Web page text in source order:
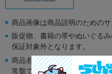
商品画像は商品説明のためのサ
販促物、書籍の帯やぬいぐる
保証対象外となります。
商品名や備考欄に特別な記載
常盤です。